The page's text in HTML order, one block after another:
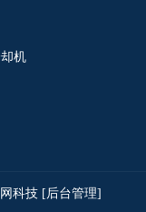
机
科技 [后台管理]